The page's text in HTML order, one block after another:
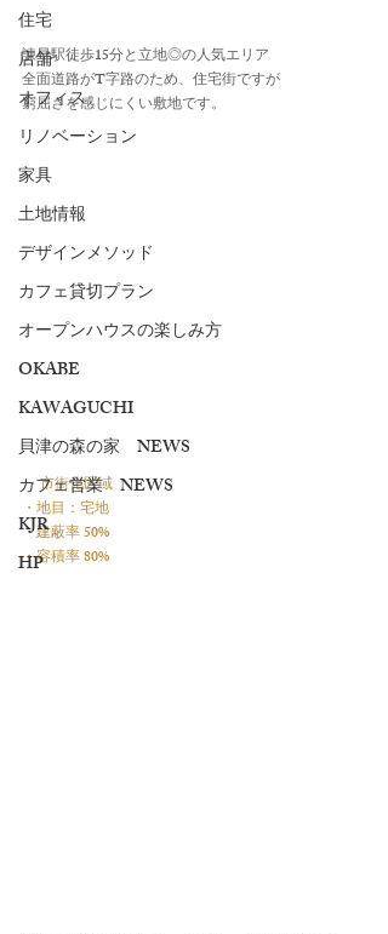
住宅
店舗
オフィス
リノベーション
家具
土地情報
デザインメソッド
カフェ貸切プラン
オープンハウスの楽しみ方
OKABE
KAWAGUCHI
貝津の森の家 NEWS
カフェ営業 NEWS
KJR
HP
諌早駅徒歩15分と立地◎の人気エリア
全面道路がT字路のため、住宅街ですが
窮屈さを感じにくい敷地です。
・市街化区域
・地目：宅地
・建蔽率 50%
・容積率 80%